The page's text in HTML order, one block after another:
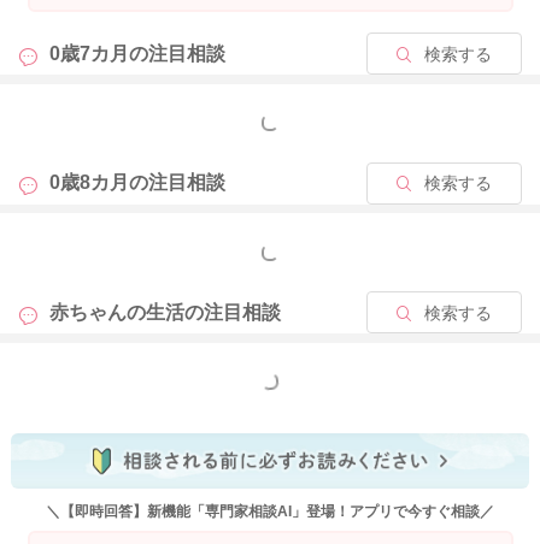
0歳7カ月の注目相談 検索する
もっと見る
0歳8カ月の注目相談 検索する
もっと見る
赤ちゃんの生活の注目相談 検索する
もっと見る
＼【即時回答】新機能「専門家相談AI」登場！アプリで今すぐ相談／